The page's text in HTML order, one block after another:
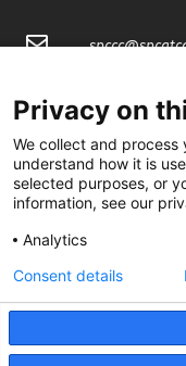
spccc@
@CGTCatalunya
cgtcatalunya
CGTCatalunya
cgtcatalunya
Privacy on
We collect and
understand how it is
selected purposes, or
information, see our
Analytics
Consent details